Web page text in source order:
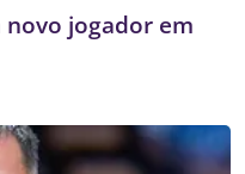
jogador em